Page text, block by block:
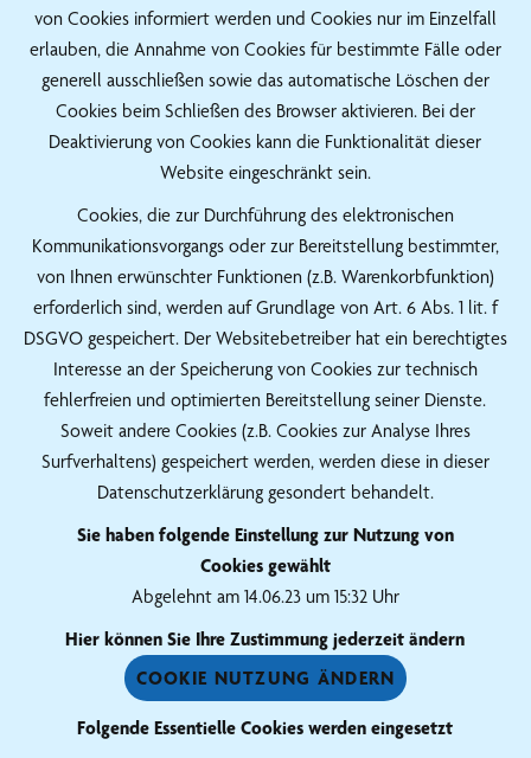
von Cookies informiert werden und Cookies nur im Einzelfall
erlauben, die Annahme von Cookies für bestimmte Fälle oder
generell ausschließen sowie das automatische Löschen der
Cookies beim Schließen des Browser aktivieren. Bei der
Deaktivierung von Cookies kann die Funktionalität dieser
Website eingeschränkt sein.
Cookies, die zur Durchführung des elektronischen
Kommunikationsvorgangs oder zur Bereitstellung bestimmter,
von Ihnen erwünschter Funktionen (z.B. Warenkorbfunktion)
erforderlich sind, werden auf Grundlage von Art. 6 Abs. 1 lit. f
DSGVO gespeichert. Der Websitebetreiber hat ein berechtigtes
Interesse an der Speicherung von Cookies zur technisch
fehlerfreien und optimierten Bereitstellung seiner Dienste.
Soweit andere Cookies (z.B. Cookies zur Analyse Ihres
Surfverhaltens) gespeichert werden, werden diese in dieser
Datenschutzerklärung gesondert behandelt.
Sie haben folgende Einstellung zur Nutzung von
Cookies gewählt
Abgelehnt am 14.06.23 um 15:32 Uhr
Hier können Sie Ihre Zustimmung jederzeit ändern
COOKIE NUTZUNG ÄNDERN
Folgende Essentielle Cookies werden eingesetzt